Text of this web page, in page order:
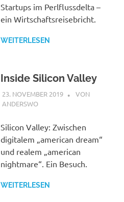
Startups im Perlflussdelta –
ein Wirtschaftsreisebricht.
WEITERLESEN
Inside Silicon Valley
23. NOVEMBER 2019 STEPHAN
VON
ANDERSWO
Silicon Valley: Zwischen
digitalem „american dream“
und realem „american
nightmare“. Ein Besuch.
WEITERLESEN